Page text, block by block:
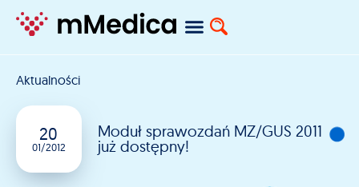
Aktualności
20
01/2012
Moduł sprawozdań MZ/GUS 2011
już dostępny!